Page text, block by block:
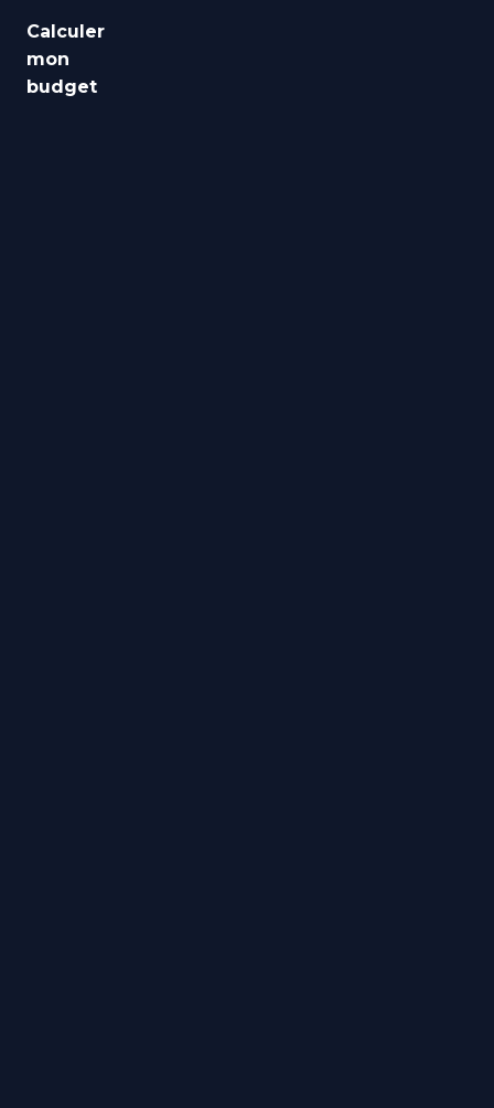
Calculer
mon
budget